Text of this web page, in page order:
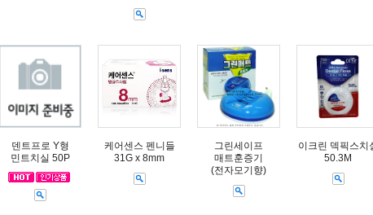
덴트프로 Y형
민트치실 50P
케어센스 펜니들
31G x 8mm
그린세이프
매트훈증기
(전자모기향)
이크린 덱픽스치
50.3M